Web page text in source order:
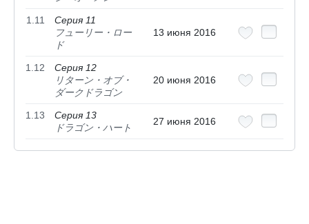
1.11
Серия 11
フューリー・ロー
ド
13 июня 2016
1.12
Серия 12
リターン・オブ・
ダークドラゴン
20 июня 2016
1.13
Серия 13
ドラゴン・ハート
27 июня 2016